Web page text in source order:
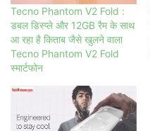
Tecno Phantom V2 Fold :
डबल डिस्प्ले और 12GB रैम के साथ
आ रहा है किताब जैसे खुलने वाला
Tecno Phantom V2 Fold
स्मार्टफोन